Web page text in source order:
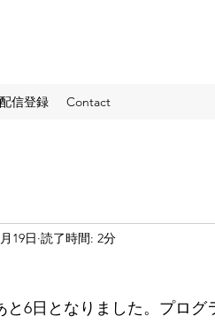
配信登録 Contact
19日 読了時間: 2分
と6日となりました。プロ